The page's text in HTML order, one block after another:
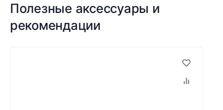
Полезные аксессуары и
рекомендации